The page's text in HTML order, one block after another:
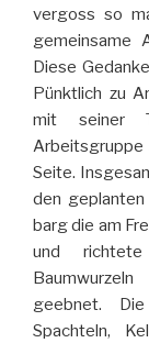
vergoss so
gemeinsame
Diese
Pünktlich zu
mit seiner
Arbeitsgruppe
Seite.
den geplanten
barg die am
und richtete
geebnet.
Spachteln,